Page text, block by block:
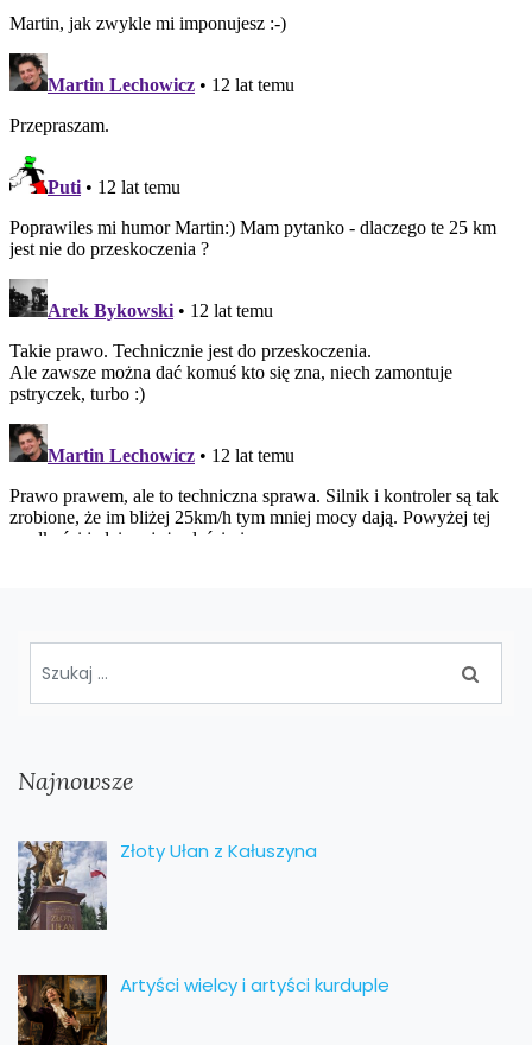
Najnowsze
Złoty Ułan z Kałuszyna
Artyści wielcy i artyści kurduple